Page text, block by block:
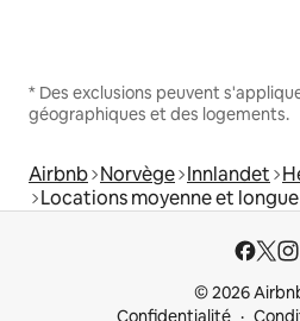
* Des exclusions peuvent
géographiques et des logements.
Airbnb Norvège Innlandet
Locations moyenne et
© 2026
Confidentialité